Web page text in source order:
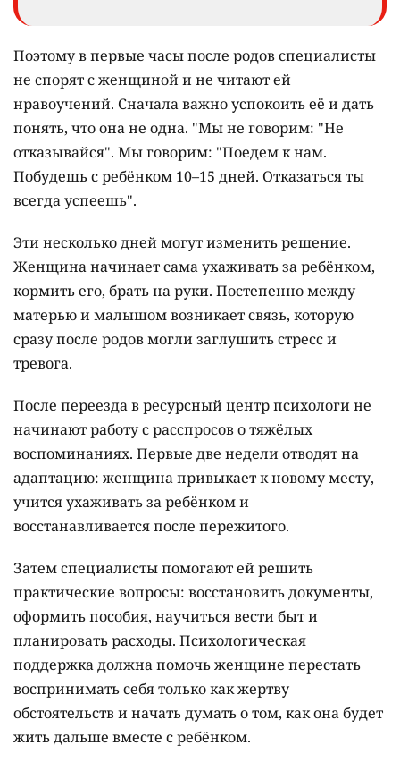
Поэтому в первые часы после родов специалисты
не спорят с женщиной и не читают ей
нравоучений. Сначала важно успокоить её и дать
понять, что она не одна. "Мы не говорим: "Не
отказывайся". Мы говорим: "Поедем к нам.
Побудешь с ребёнком 10–15 дней. Отказаться ты
всегда успеешь".
Эти несколько дней могут изменить решение.
Женщина начинает сама ухаживать за ребёнком,
кормить его, брать на руки. Постепенно между
матерью и малышом возникает связь, которую
сразу после родов могли заглушить стресс и
тревога.
После переезда в ресурсный центр психологи не
начинают работу с расспросов о тяжёлых
воспоминаниях. Первые две недели отводят на
адаптацию: женщина привыкает к новому месту,
учится ухаживать за ребёнком и
восстанавливается после пережитого.
Затем специалисты помогают ей решить
практические вопросы: восстановить документы,
оформить пособия, научиться вести быт и
планировать расходы. Психологическая
поддержка должна помочь женщине перестать
воспринимать себя только как жертву
обстоятельств и начать думать о том, как она будет
жить дальше вместе с ребёнком.